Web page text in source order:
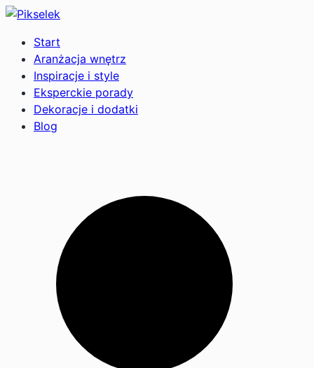
Start
Aranżacja wnętrz
Inspiracje i style
Eksperckie porady
Dekoracje i dodatki
Blog